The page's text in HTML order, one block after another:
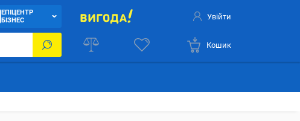
ЕПІЦЕНТР
БІЗНЕС
Увійти
Кошик